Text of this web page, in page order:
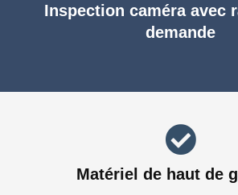
Inspection caméra avec
demande
Matériel de haut de